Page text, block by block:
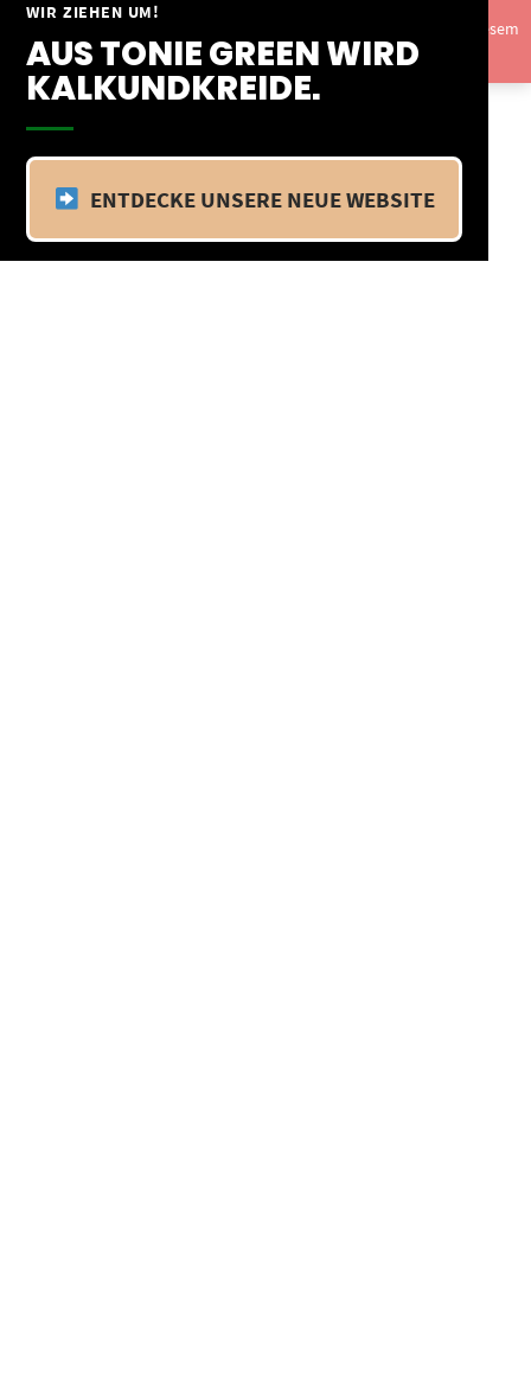
WIR ZIEHEN UM!
AUS TONIE GREEN WIRD
KALKUNDKREIDE.
ENTDECKE UNSERE NEUE WEBSITE
Springe
Inhalt
Vom 09.04.25 - 20.04.25 befinden wir uns im Betriebsurlaub. In diesem
Zeitraum findet kein Versand statt.Ausblenden